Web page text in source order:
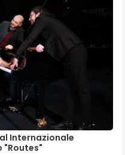
Internazionale
"Routes"